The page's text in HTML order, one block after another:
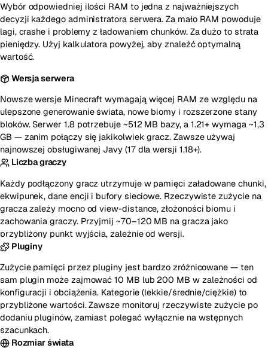
Wybór odpowiedniej ilości RAM to jedna z najważniejszych
decyzji każdego administratora serwera. Za mało RAM powoduje
lagi, crashe i problemy z ładowaniem chunków. Za dużo to strata
pieniędzy. Użyj kalkulatora powyżej, aby znaleźć optymalną
wartość.
Wersja serwera
Nowsze wersje Minecraft wymagają więcej RAM ze względu na
ulepszone generowanie świata, nowe biomy i rozszerzone stany
bloków. Serwer 1.8 potrzebuje ~512 MB bazy, a 1.21+ wymaga ~1,3
GB — zanim połączy się jakikolwiek gracz. Zawsze używaj
najnowszej obsługiwanej Javy (17 dla wersji 1.18+).
Liczba graczy
Każdy podłączony gracz utrzymuje w pamięci załadowane chunki,
ekwipunek, dane encji i bufory sieciowe. Rzeczywiste zużycie na
gracza zależy mocno od view-distance, złożoności biomu i
zachowania graczy. Przyjmij ~70–120 MB na gracza jako
przybliżony punkt wyjścia, zależnie od wersji.
Pluginy
Zużycie pamięci przez pluginy jest bardzo zróżnicowane — ten
sam plugin może zajmować 10 MB lub 200 MB w zależności od
konfiguracji i obciążenia. Kategorie (lekkie/średnie/ciężkie) to
przybliżone wartości. Zawsze monitoruj rzeczywiste zużycie po
dodaniu pluginów, zamiast polegać wyłącznie na wstępnych
szacunkach.
Rozmiar świata